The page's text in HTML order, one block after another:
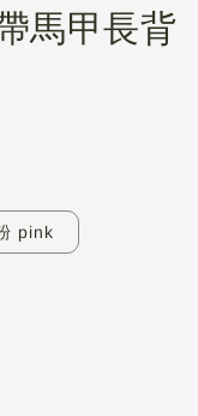
馬甲長背
pink